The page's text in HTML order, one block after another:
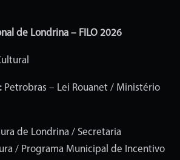
de Londrina – FILO 2026
Petrobras – Lei Rouanet / Ministério
de Londrina / Secretaria
/ Programa Municipal de Incentivo